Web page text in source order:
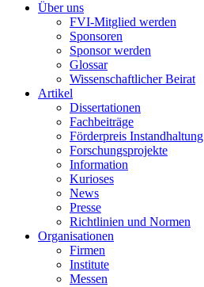
Über uns
FVI-Mitglied werden
Sponsoren
Sponsor werden
Glossar
Wissenschaftlicher Beirat
Artikel
Dissertationen
Fachbeiträge
Förderpreis Instandhaltung
Forschungsprojekte
Information
Kurioses
News
Presse
Richtlinien und Normen
Organisationen
Firmen
Institute
Messen